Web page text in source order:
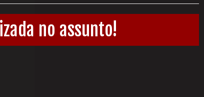
no assunto!